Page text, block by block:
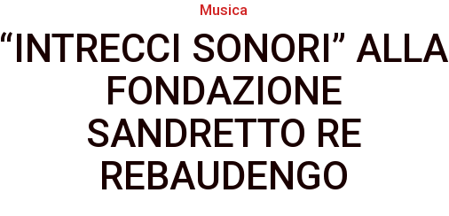
Musica
“INTRECCI SONORI” ALLA
FONDAZIONE
SANDRETTO RE
REBAUDENGO